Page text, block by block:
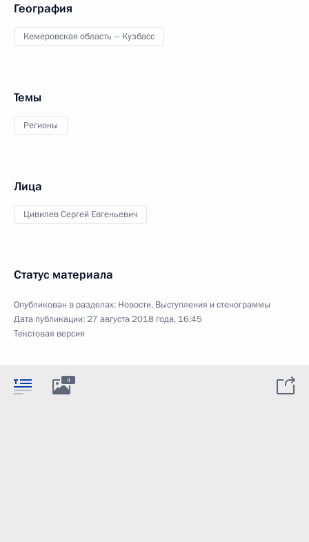
География
Кемеровская область – Кузбасс
Темы
Регионы
Лица
Цивилев Сергей Евгеньевич
Статус материала
Опубликован в разделах: Новости, Выступления и стенограммы
Дата публикации:27 августа 2018 года, 16:45
Текстовая версия
4